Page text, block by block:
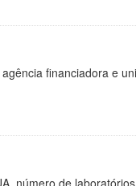
financiadora e
número de